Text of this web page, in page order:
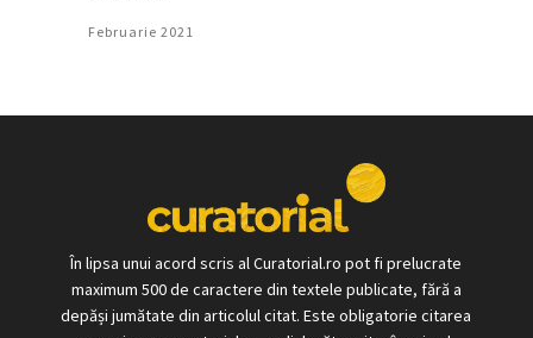
Februarie 2021
În lipsa unui acord scris al Curatorial.ro pot fi prelucrate
maximum 500 de caractere din textele publicate, fără a
depăși jumătate din articolul citat. Este obligatorie citarea